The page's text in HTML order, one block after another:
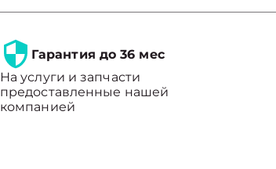
Гарантия до 36 мес
На услуги и запчасти
предоставленные нашей
компанией